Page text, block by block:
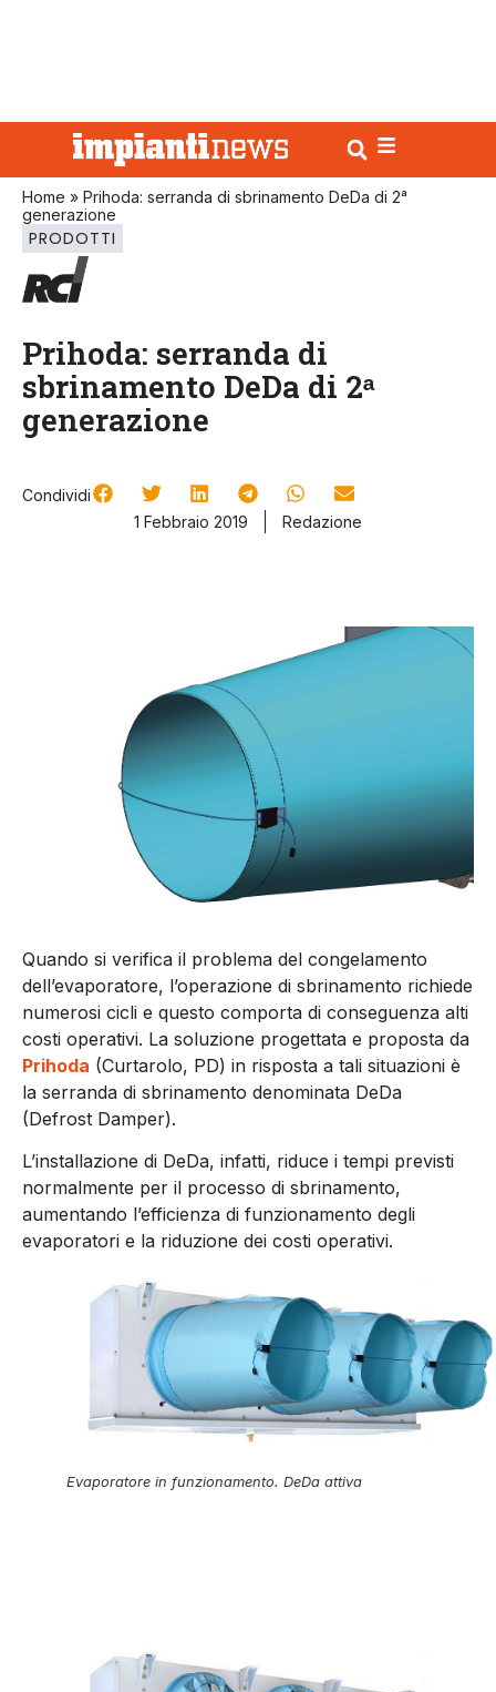
Home » Prihoda: serranda di sbrinamento DeDa di 2ᵃ
generazione
PRODOTTI
Prihoda: serranda di
sbrinamento DeDa di 2ᵃ
generazione
Condividi
1 Febbraio 2019
Redazione
Quando si verifica il problema del congelamento
dell’evaporatore, l’operazione di sbrinamento richiede
numerosi cicli e questo comporta di conseguenza alti
costi operativi. La soluzione progettata e proposta da
Prihoda (Curtarolo, PD) in risposta a tali situazioni è
la serranda di sbrinamento denominata DeDa
(Defrost Damper).
L’installazione di DeDa, infatti, riduce i tempi previsti
normalmente per il processo di sbrinamento,
aumentando l’efficienza di funzionamento degli
evaporatori e la riduzione dei costi operativi.
Evaporatore in funzionamento. DeDa attiva